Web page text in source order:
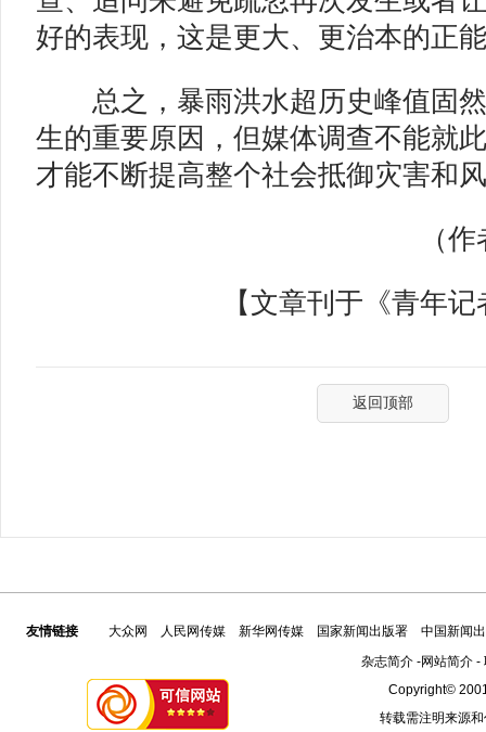
好的表现，这是更大、更治本的正
总之，暴雨洪水超历史峰值固然
生的重要原因，但媒体调查不能就
才能不断提高整个社会抵御灾害和
（作者
【文章刊于《青年记
返回顶部
友情链接 大众网 人民网传媒 新华网传媒 国家新闻出版署
中国新闻
杂志简介-网站简介-
Copyright©
转载需注明来源